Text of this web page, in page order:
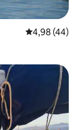
Średnia
4,98 (44)